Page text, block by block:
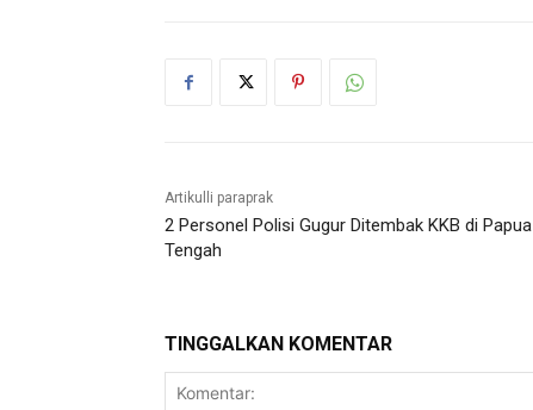
Artikulli paraprak
2 Personel Polisi Gugur Ditembak KKB di Papua
Tengah
TINGGALKAN KOMENTAR